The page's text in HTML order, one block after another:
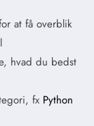
at få overblik
hvad du bedst
fx Python